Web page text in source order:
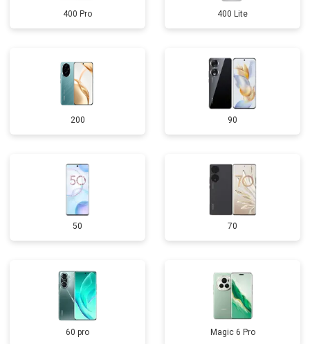
400 Pro 400 Lite
200 90
50 70
60 pro Magic 6 Pro